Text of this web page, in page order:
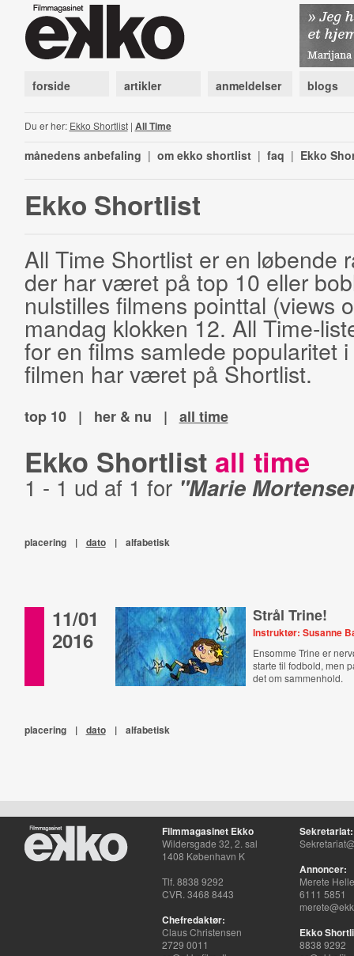
forside artikler anmeldelser blogs
Du er her: Ekko Shortlist| All Time
månedens anbefaling | om ekko shortlist | faq | Ekko
Ekko Shortlist
All Time Shortlist er en løbende
der har været på top 10 eller
nulstilles filmens pointtal (views
mandag klokken 12. All Time-
for en films samlede popularitet
filmen har været på Shortlist.
top 10 | her & nu | all time
Ekko Shortlist all time
1 - 1 ud af 1 for "Marie
placering | dato | alfabetisk
11/01
2016
Strål Trine!
Instruktør: Susanne
Ensomme Trine er
starte til fodbold, men
det om sammenhold.
placering | dato | alfabetisk
Filmmagasinet Ekko
Wildersgade 32, 2. sal
1408 København K
Tlf. 8838 9292
CVR. 3468 8443
Chefredaktør:
Claus Christensen
2729 0011
Sekretariat:
Annoncer:
Merete
6111 5851
Ekko
8838 9292